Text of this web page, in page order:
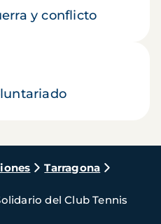
y conflicto
Tarragona
del Club Tennis